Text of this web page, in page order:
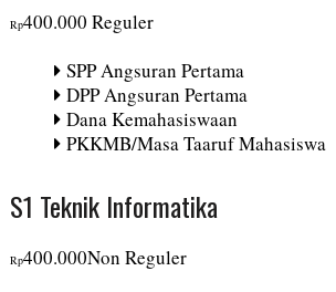
Rp400.000 Reguler
SPP Angsuran Pertama
DPP Angsuran Pertama
Dana Kemahasiswaan
PKKMB/Masa Taaruf Mahasiswa
S1 Teknik Informatika
Rp400.000Non Reguler